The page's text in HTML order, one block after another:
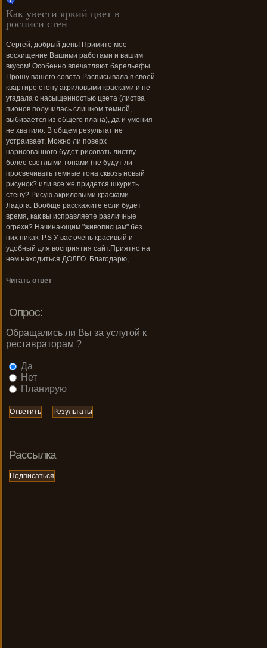
Как увести яркий цвет в
росписи стен
Сергей, добрый день! Примите мое
восхищение Вашими работами и вашим
вкусом! Особенно впечатляют барельефы.
Прошу вашего совета.Расписывала в своей
квартире стену акриловыми красками и не
угадала с насыщенностью цвета (листва
пионов получилась слишком темной,
выбивается из общего плана), да и умения
не хватило. В общем результат не
устраивает. Можно ли поверх
нарисованного будет рисовать листву
более светлыми тонами (не будут ли
просвечивать темные тона сквозь новый
рисунок? или все же придется шкурить
стену? Рисую акриловыми красками
Ладога. Вообще расскажите если будет
время, как вы исправляете различные
огрехи? Начинающим "живописцам" без
них никак. P.S У вас очень красивый и
удобный для восприятия сайт.Приятно на
нем находиться ДОЛГО. Благодарю,
Читать ответ
Опрос:
Обращались ли Вы за услугой к
реставраторам ?
Да
Нет
Планирую
Рассылка